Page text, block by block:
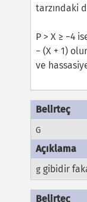
tarzındaki
P > X ≥ −4
− (X + 1)
ve
G
g gibidir